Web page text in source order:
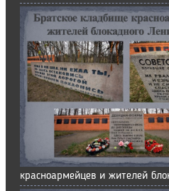
красноармейцев и жителей